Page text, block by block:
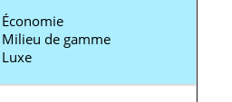
Économie
Milieu de gamme
Luxe